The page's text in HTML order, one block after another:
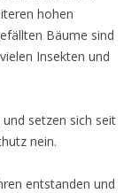
hohen
Bäume sind
Insekten und
setzen sich seit
nein.
entstanden und